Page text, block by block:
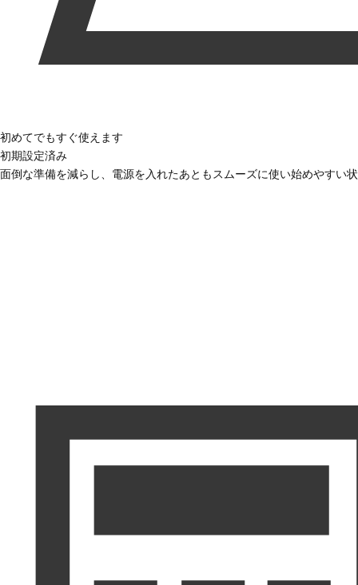
初めてでもすぐ使えます
初期設定済み
面倒な準備を減らし、電源を入れたあともスムーズに使い始めやすい